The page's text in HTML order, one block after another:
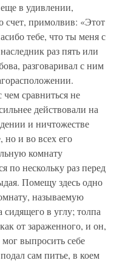
в удивлении,
счет, примолвив: «Этот
тебе, что ты меня с
раз пять или
разговаривал с ним
сравниться не
действовали на
и ничтожестве
но и во всех его
комнату
по нескольку раз перед
Помещу здесь одно
называемую
в углу; толпа
от зараженного, и он,
выпросить себе
сам питье, в коем